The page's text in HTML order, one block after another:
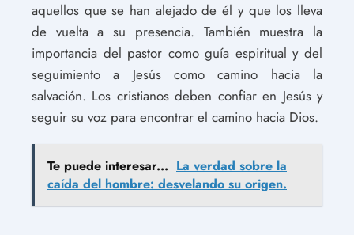
aquellos que se han alejado de él y que los lleva
de vuelta a su presencia. También muestra la
importancia del pastor como guía espiritual y del
seguimiento a Jesús como camino hacia la
salvación. Los cristianos deben confiar en Jesús y
seguir su voz para encontrar el camino hacia Dios.
Te puede interesar... La verdad sobre la
caída del hombre: desvelando su origen.